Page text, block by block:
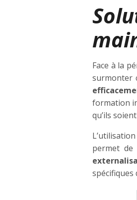
Face à la
surmonter
formation
qu’ils
permet de
spécifiques